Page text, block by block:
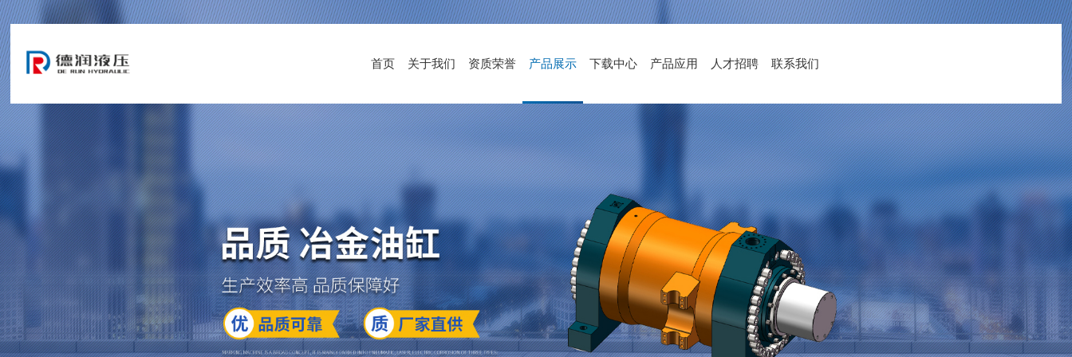
首页 关于我们 资质荣誉 产品展示 下载中心 产品应用 人才招聘 联系我们